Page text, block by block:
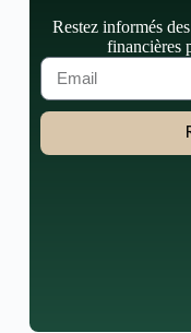
Restez informés
financières